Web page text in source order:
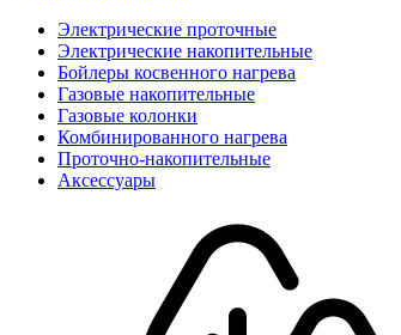
Электрические проточные
Электрические накопительные
Бойлеры косвенного нагрева
Газовые накопительные
Газовые колонки
Комбинированного нагрева
Проточно-накопительные
Аксессуары